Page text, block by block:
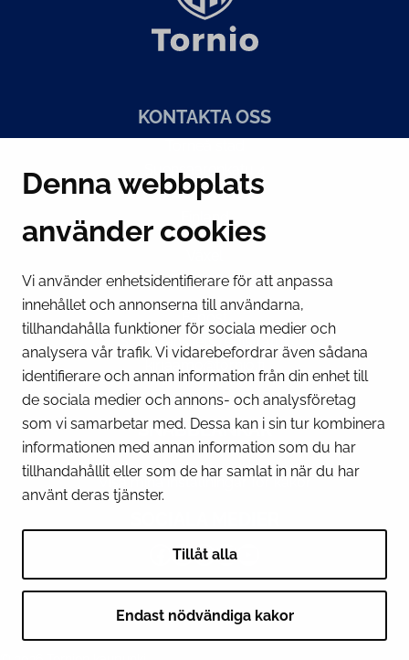
Denna webbplats
använder cookies
Vi använder enhetsidentifierare för att anpassa
innehållet och annonserna till användarna,
tillhandahålla funktioner för sociala medier och
analysera vår trafik. Vi vidarebefordrar även sådana
identifierare och annan information från din enhet till
de sociala medier och annons- och analysföretag
som vi samarbetar med. Dessa kan i sin tur kombinera
informationen med annan information som du har
tillhandahållit eller som de har samlat in när du har
använt deras tjänster.
Tillåt alla
Endast nödvändiga kakor
KONTAKTA OSS
Suensaarenkatu 4
95400 Torneå
Finland
(kl 8 – 16) + 358 16 432 11
Stadskansliets registratur
kirjaamo@tornio.fi
SNABBLÄNKAR
InstagramSpotify LinkedIn YouTube